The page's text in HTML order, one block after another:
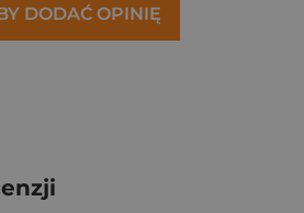
DODAĆ OPINIĘ